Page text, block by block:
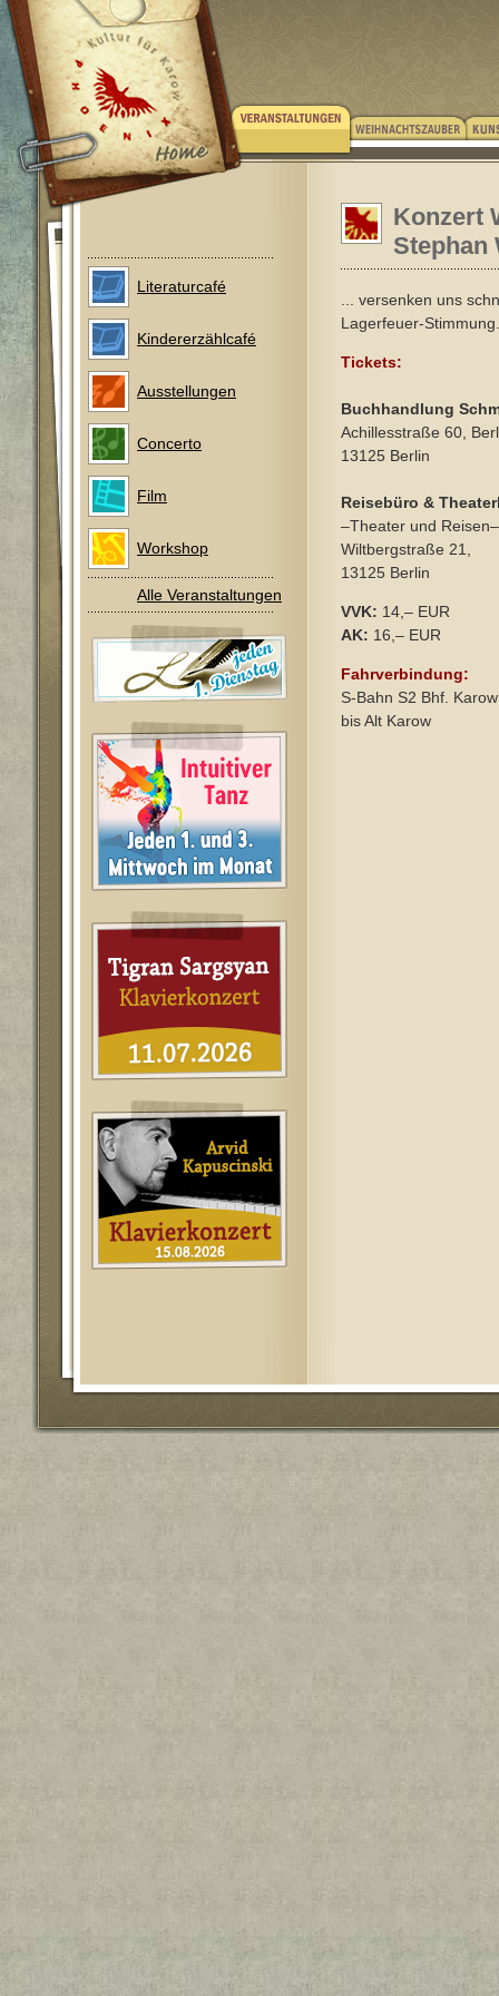
Literaturcafé
Kindererzählcafé
Ausstellungen
Concerto
Film
Workshop
Alle Veranstaltungen
Konzert
Stephan
... versenken uns
Lagerfeuer-Stimmung.
Tickets:
Buchhandlung
Achillesstraße 60,
13125 Berlin
Reisebüro &
–Theater und Reisen–
Wiltbergstraße 21,
13125 Berlin
VVK: 14,– EUR
AK: 16,– EUR
Fahrverbindung:
S-Bahn S2 Bhf.
bis Alt Karow